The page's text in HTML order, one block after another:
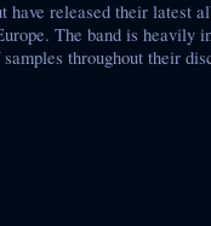
released their latest
The band is heavily
throughout their